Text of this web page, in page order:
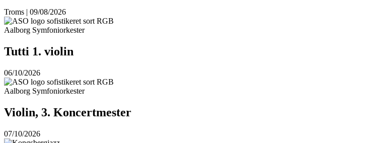
Troms | 09/08/2026
Aalborg Symfoniorkester
Tutti 1. violin
06/10/2026
Aalborg Symfoniorkester
Violin, 3. Koncertmester
07/10/2026